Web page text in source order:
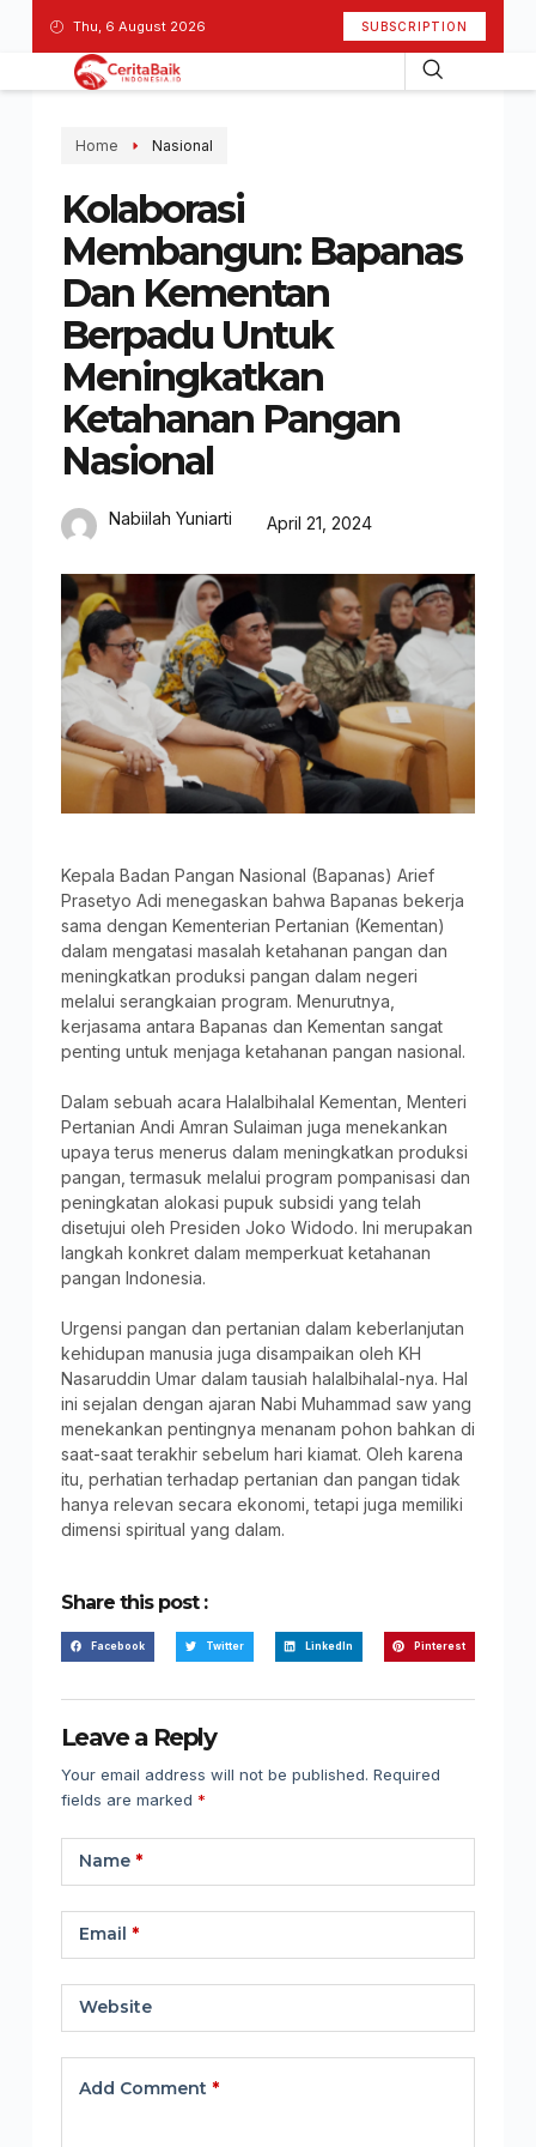
Thu, 6 August 2026 SUBSCRIPTION
Home Nasional
Kolaborasi
Membangun: Bapanas
Dan Kementan
Berpadu Untuk
Meningkatkan
Ketahanan Pangan
Nasional
Nabiilah Yuniarti April 21, 2024
Kepala Badan Pangan Nasional (Bapanas) Arief
Prasetyo Adi menegaskan bahwa Bapanas bekerja
sama dengan Kementerian Pertanian (Kementan)
dalam mengatasi masalah ketahanan pangan dan
meningkatkan produksi pangan dalam negeri
melalui serangkaian program. Menurutnya,
kerjasama antara Bapanas dan Kementan sangat
penting untuk menjaga ketahanan pangan nasional.
Dalam sebuah acara Halalbihalal Kementan, Menteri
Pertanian Andi Amran Sulaiman juga menekankan
upaya terus menerus dalam meningkatkan produksi
pangan, termasuk melalui program pompanisasi dan
peningkatan alokasi pupuk subsidi yang telah
disetujui oleh Presiden Joko Widodo. Ini merupakan
langkah konkret dalam memperkuat ketahanan
pangan Indonesia.
Urgensi pangan dan pertanian dalam keberlanjutan
kehidupan manusia juga disampaikan oleh KH
Nasaruddin Umar dalam tausiah halalbihalal-nya. Hal
ini sejalan dengan ajaran Nabi Muhammad saw yang
menekankan pentingnya menanam pohon bahkan di
saat-saat terakhir sebelum hari kiamat. Oleh karena
itu, perhatian terhadap pertanian dan pangan tidak
hanya relevan secara ekonomi, tetapi juga memiliki
dimensi spiritual yang dalam.
Share this post :
Facebook Twitter LinkedIn Pinterest
Leave a Reply
Your email address will not be published. Required
fields are marked *
Name*
Email *
Website
Add Comment *